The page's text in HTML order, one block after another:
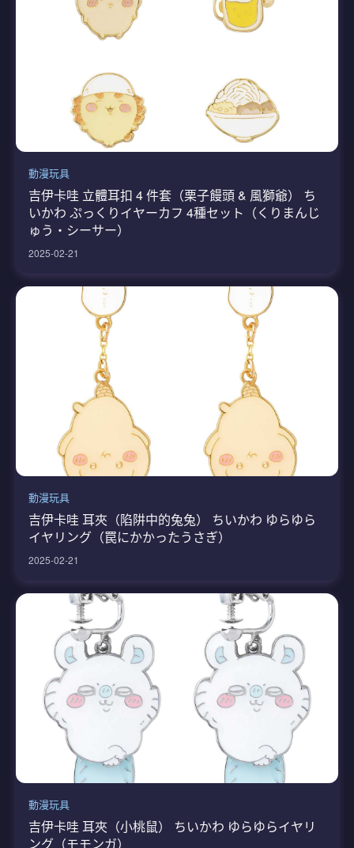
動漫玩具
吉伊卡哇 立體耳扣 4 件套（栗子饅頭 & 風獅爺） ち
いかわ ぷっくりイヤーカフ 4種セット（くりまんじ
ゅう・シーサー）
2025-02-21
動漫玩具
吉伊卡哇 耳夾（陷阱中的兔兔） ちいかわ ゆらゆら
イヤリング（罠にかかったうさぎ）
2025-02-21
動漫玩具
吉伊卡哇 耳夾（小桃鼠） ちいかわ ゆらゆらイヤリ
ング（モモンガ）